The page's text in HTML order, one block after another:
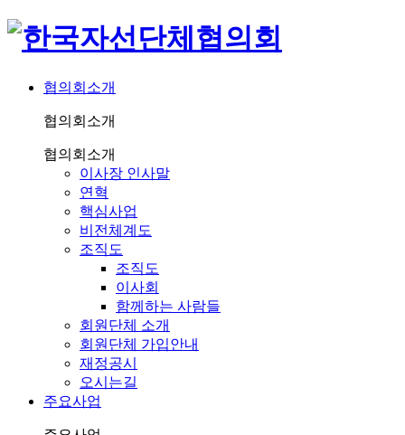
협의회소개
협의회소개
협의회소개
이사장 인사말
연혁
핵심사업
비전체계도
조직도
조직도
이사회
함께하는 사람들
회원단체 소개
회원단체 가입안내
재정공시
오시는길
주요사업